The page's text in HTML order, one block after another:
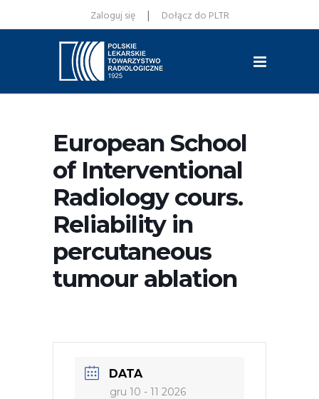
Zaloguj się | Dołącz do PLTR
European School
of Interventional
Radiology cours.
Reliability in
percutaneous
tumour ablation
DATA
gru 10 - 11 2026